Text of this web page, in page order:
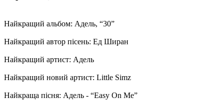
Найкращий альбом: Адель, “30”
Найкращий автор пісень: Ед Ширан
Найкращий артист: Адель
Найкращий новий артист: Little Simz
Найкраща пісня: Адель - “Easy On Me”